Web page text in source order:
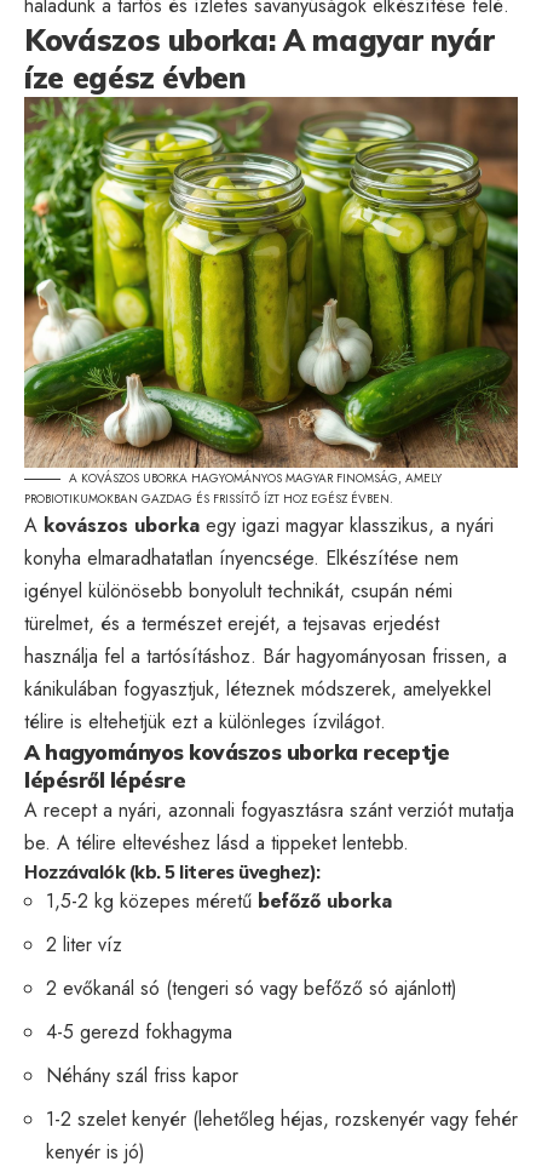
Kovászos uborka: A magyar nyár
íze egész évben
A KOVÁSZOS UBORKA HAGYOMÁNYOS MAGYAR FINOMSÁG, AMELY
PROBIOTIKUMOKBAN GAZDAG ÉS FRISSÍTŐ ÍZT HOZ EGÉSZ ÉVBEN.
A kovászos uborka egy igazi magyar klasszikus, a nyári
konyha elmaradhatatlan ínyencsége. Elkészítése nem
igényel különösebb bonyolult technikát, csupán némi
türelmet, és a természet erejét, a tejsavas erjedést
használja fel a tartósításhoz. Bár hagyományosan frissen, a
kánikulában fogyasztjuk, léteznek módszerek, amelyekkel
télire is eltehetjük ezt a különleges ízvilágot.
A hagyományos kovászos uborka receptje
lépésről lépésre
A recept a nyári, azonnali fogyasztásra szánt verziót mutatja
be. A télire eltevéshez lásd a tippeket lentebb.
Hozzávalók (kb. 5 literes üveghez):
1,5-2 kg közepes méretű befőző uborka
2 liter víz
2 evőkanál só (tengeri só vagy befőző só ajánlott)
4-5 gerezd fokhagyma
Néhány szál friss kapor
1-2 szelet kenyér (lehetőleg héjas, rozskenyér vagy fehér
kenyér is jó)